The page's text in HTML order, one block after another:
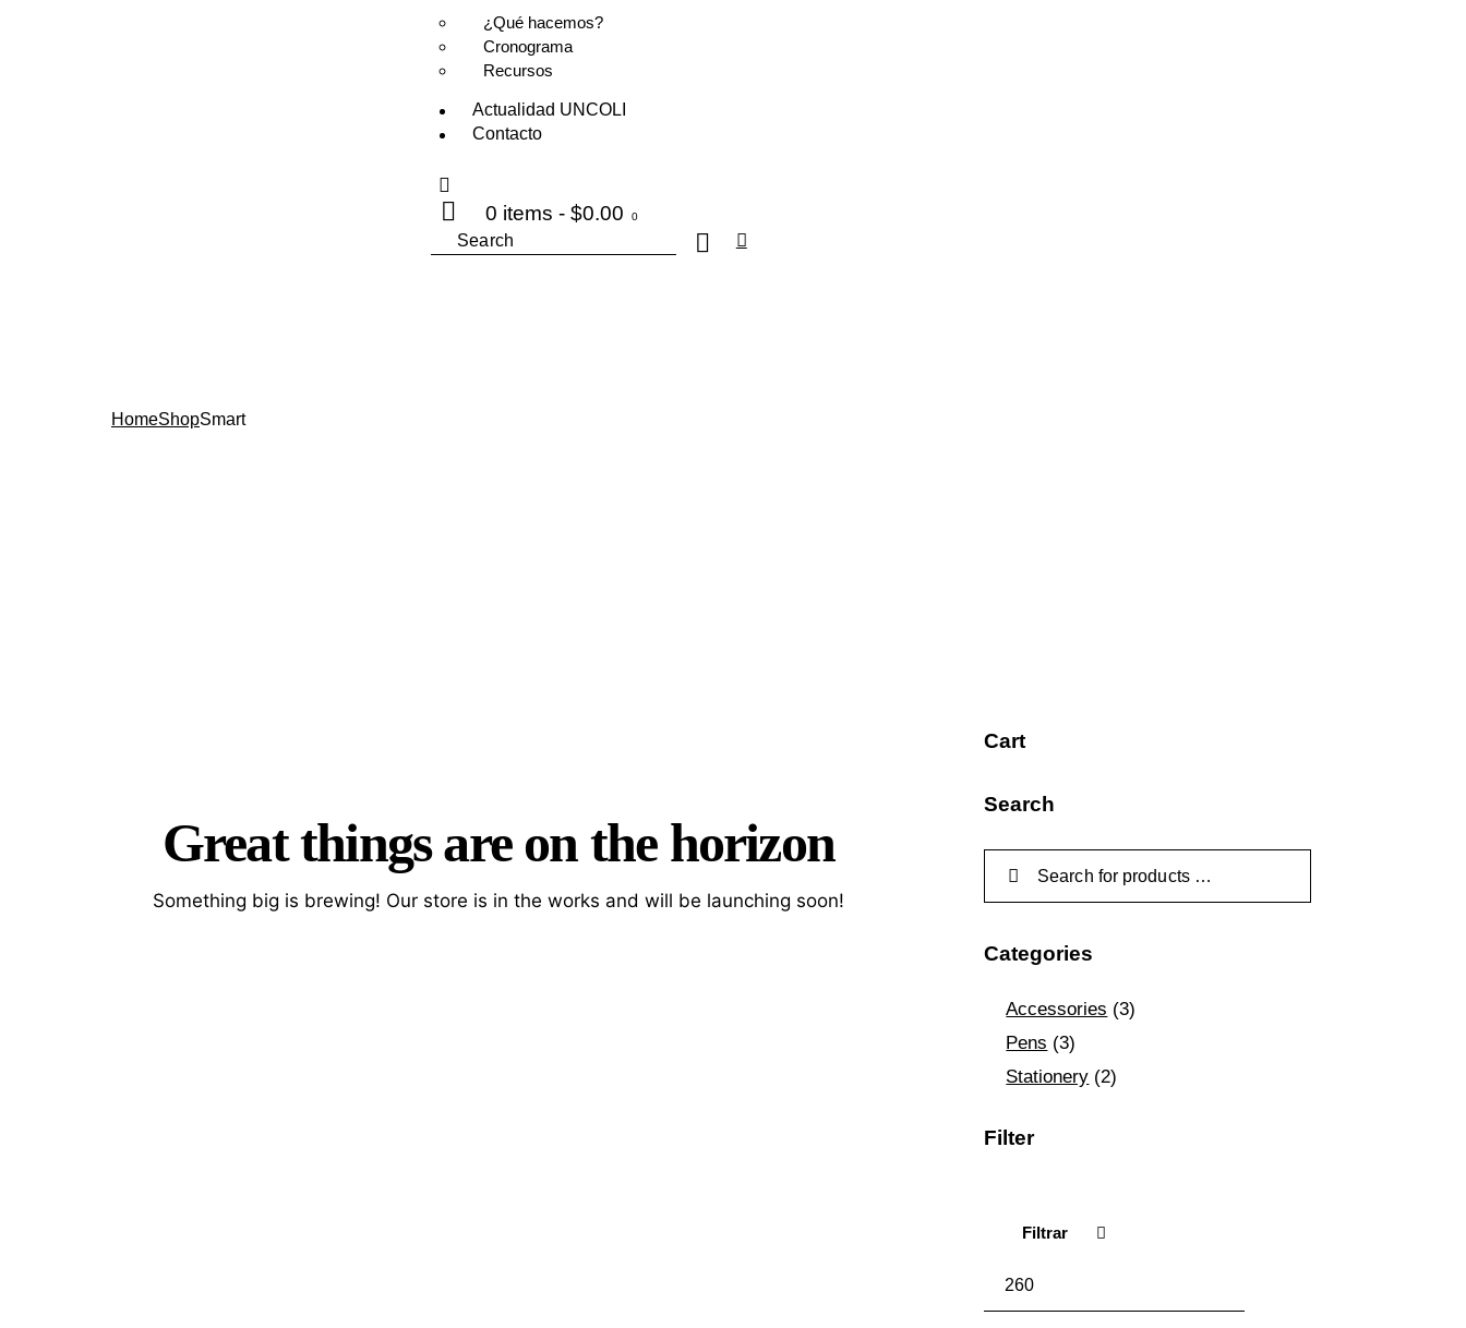
¿Qué hacemos?
Cronograma
Recursos
Actualidad UNCOLI
Contacto
0 items - $0.00 0
Search
HomeShopSmart
Great things are on the horizon
Something big is brewing! Our store is in the works and will be launching soon!
Cart
Search
Categories
Accessories (3)
Pens (3)
Stationery (2)
Filter
Filtrar